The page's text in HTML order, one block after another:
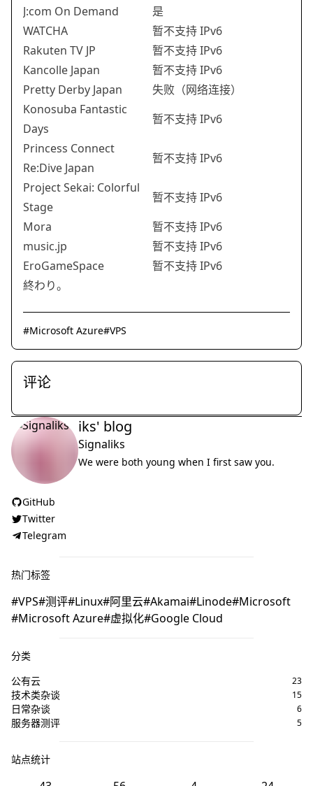
J:com On Demand
是
WATCHA
暂不支持 IPv6
Rakuten TV JP
暂不支持 IPv6
Kancolle Japan
暂不支持 IPv6
Pretty Derby Japan
失败（网络连接）
Konosuba Fantastic
Days
暂不支持 IPv6
Princess Connect
Re:Dive Japan
暂不支持 IPv6
Project Sekai: Colorful
Stage
暂不支持 IPv6
Mora
暂不支持 IPv6
music.jp
暂不支持 IPv6
EroGameSpace
暂不支持 IPv6
終わり。
#Microsoft Azure#VPS
评论
iks' blog
Signaliks
We were both young when I first saw you.
GitHub
Twitter
Telegram
热门标签
VPS 测评 Linux 阿里云 Akamai Linode Microsoft
Microsoft Azure 虚拟化 Google Cloud
分类
公有云
23
技术类杂谈 15
日常杂谈 6
服务器测评 5
站点统计